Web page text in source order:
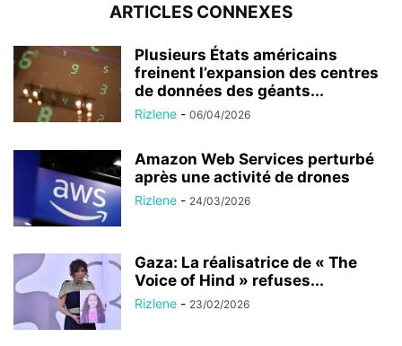
ARTICLES CONNEXES
Plusieurs États américains
freinent l’expansion des centres
de données des géants...
Rizlene - 06/04/2026
Amazon Web Services perturbé
après une activité de drones
Rizlene - 24/03/2026
Gaza: La réalisatrice de « The
Voice of Hind » refuses...
Rizlene - 23/02/2026